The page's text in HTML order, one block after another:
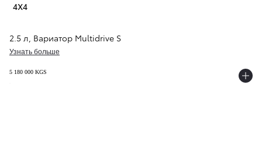
4X4
2.5 л, Вариатор Multidrive S
Узнать больше
5 180 000 KGS